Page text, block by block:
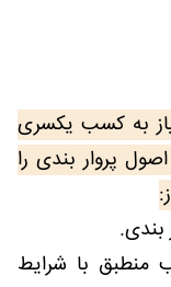
به کسب یکسری
پروار بندی را
بندی.
با شرایط